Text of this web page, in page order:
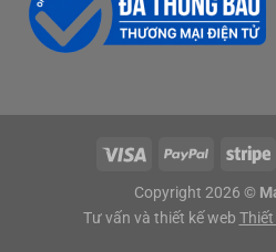
Copyright 2026 ©
Tư vấn và thiết kế web